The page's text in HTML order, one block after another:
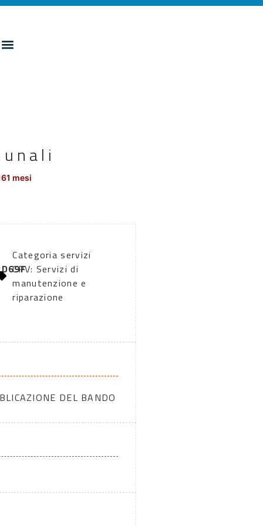
mesi
Categoria servizi
CPV: Servizi di
manutenzione e
riparazione
DEL BANDO